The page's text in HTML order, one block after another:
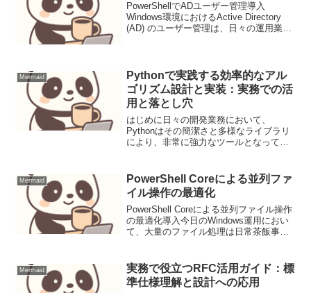
PowerShellでADユーザー管理導入
Windows環境におけるActive Directory
(AD) のユーザー管理は、日々の運用業務
Mermaid
Pythonで実践する効率的なアル
ゴリズム設計と実装：実務での活
用と落とし穴
はじめに日々の開発業務において、
Pythonはその簡潔さと多様なライブラリ
により、非常に強力なツールとなってい
とデータ構造を意識することは、システ
ムのパフォーマンス、ス...
Mermaid
PowerShell Coreによる並列ファ
イル操作の最適化
PowerShell Coreによる並列ファイル操作
の最適化導入今日のWindows運用におい
て、大量のファイル処理は日常茶飯事で
データの移動など、単一スレッドでの処
理...
Mermaid
実務で役立つRFC活用ガイド：標
準仕様理解と設計への応用